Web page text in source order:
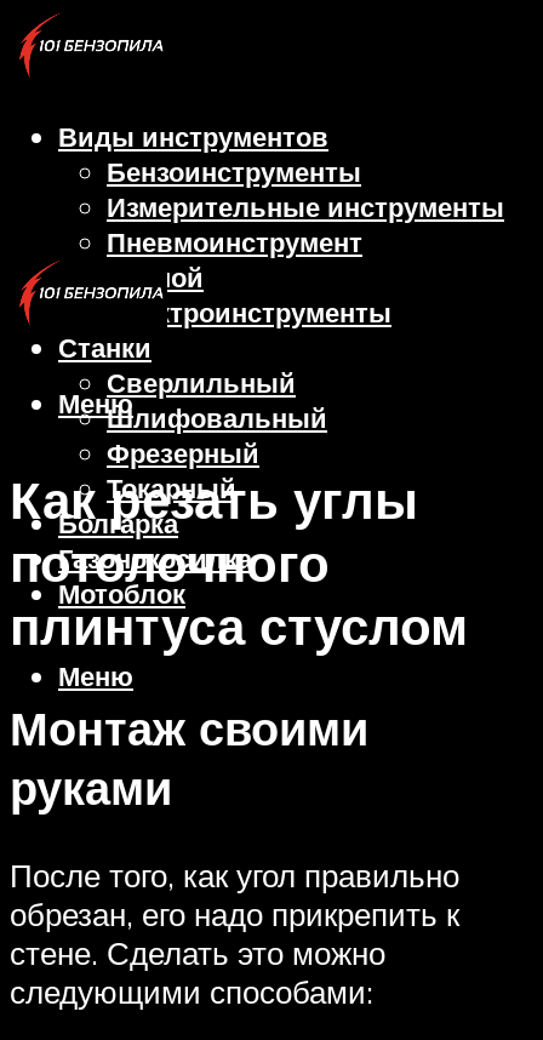
Виды инструментов
Бензоинструменты
Измерительные инструменты
Пневмоинструмент
Ручной
Электроинструменты
Станки
Сверлильный
Шлифовальный
Фрезерный
Токарный
Болгарка
Газонокосилка
Мотоблок
Меню
Меню
Как резать углы
потолочного
плинтуса стуслом
Монтаж своими
руками
После того, как угол правильно
обрезан, его надо прикрепить к
стене. Сделать это можно
следующими способами: